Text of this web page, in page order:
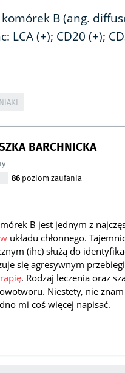
B (ang.
(+); CD20 (+);
BARCHNICKA
86 poziom zaufania
B jest jednym z
układu chłonnego.
(ihc) służą do
się agresywnym
. Rodzaj leczenia oraz
Niestety, nie znam
mi coś więcej napisać.